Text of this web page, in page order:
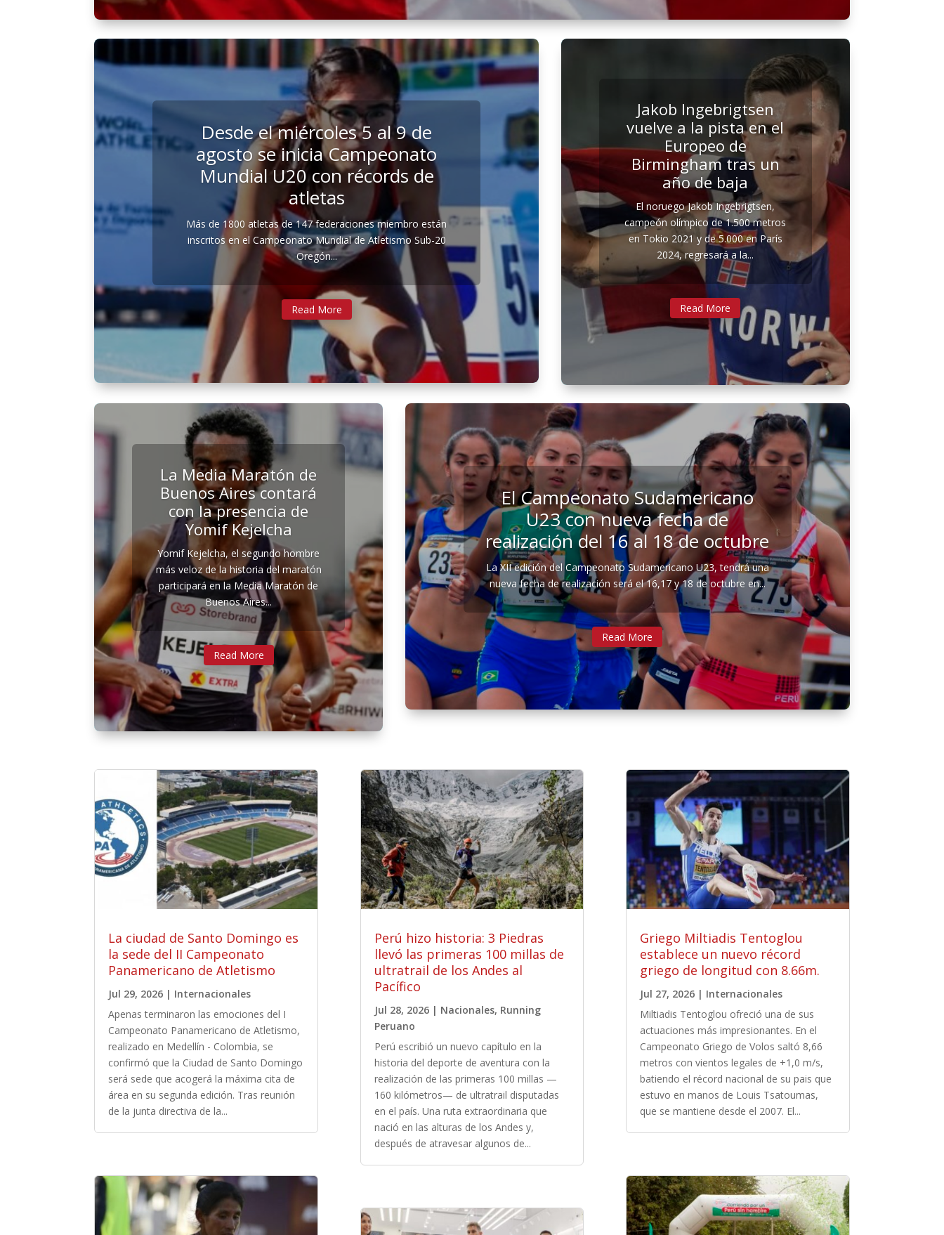
Desde el miércoles 5 al 9 de
agosto se inicia Campeonato
Mundial U20 con récords de
atletas
Más de 1800 atletas de 147 federaciones miembro están
inscritos en el Campeonato Mundial de Atletismo Sub-20
Oregón...
Read More
Jakob Ingebrigtsen
vuelve a la pista en el
Europeo de
Birmingham tras un
año de baja
El noruego Jakob Ingebrigtsen,
campeón olímpico de 1.500 metros
en Tokio 2021 y de 5.000 en París
2024, regresará a la...
Read More
La Media Maratón de
Buenos Aires contará
con la presencia de
Yomif Kejelcha
Yomif Kejelcha, el segundo hombre
más veloz de la historia del maratón
participará en la Media Maratón de
Buenos Aires...
Read More
El Campeonato Sudamericano
U23 con nueva fecha de
realización del 16 al 18 de octubre
La XII edición del Campeonato Sudamericano U23, tendrá una
nueva fecha de realización será el 16,17 y 18 de octubre en...
Read More
La ciudad de Santo Domingo es
la sede del II Campeonato
Panamericano de Atletismo
Jul 29, 2026 | Internacionales
Apenas terminaron las emociones del I
Campeonato Panamericano de Atletismo,
realizado en Medellín - Colombia, se
confirmó que la Ciudad de Santo Domingo
será sede que acogerá la máxima cita de
área en su segunda edición. Tras reunión
de la junta directiva de la...
Perú hizo historia: 3 Piedras
llevó las primeras 100 millas de
ultratrail de los Andes al
Pacífico
Jul 28, 2026| Nacionales, Running
Peruano
Perú escribió un nuevo capítulo en la
historia del deporte de aventura con la
realización de las primeras 100 millas —
160 kilómetros— de ultratrail disputadas
en el país. Una ruta extraordinaria que
nació en las alturas de los Andes y,
después de atravesar algunos de...
Griego Miltiadis Tentoglou
establece un nuevo récord
griego de longitud con 8.66m.
Jul 27, 2026| Internacionales
Miltiadis Tentoglou ofreció una de sus
actuaciones más impresionantes. En el
Campeonato Griego de Volos saltó 8,66
metros con vientos legales de +1,0 m/s,
batiendo el récord nacional de su pais que
estuvo en manos de Louis Tsatoumas,
que se mantiene desde el 2007. El...